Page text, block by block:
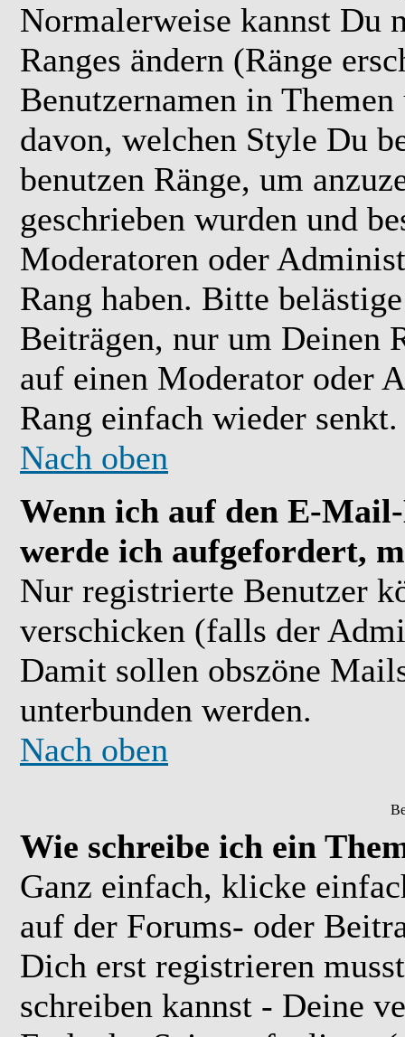
Normalerweise kannst Du
Ranges ändern (Ränge
Benutzernamen in
davon, welchen Style Du
benutzen Ränge, um
geschrieben wurden und
Moderatoren oder
Rang haben. Bitte
Beiträgen, nur um Deinen
auf einen Moderator oder
Rang einfach wieder senkt.
Nach oben
Wenn ich auf den E-
werde ich aufgefordert,
Nur registrierte Benutzer
verschicken (falls der
Damit sollen obszöne
unterbunden werden.
Nach oben
Wie schreibe ich ein
Ganz einfach, klicke
auf der Forums- oder
Dich erst registrieren
schreiben kannst - Deine